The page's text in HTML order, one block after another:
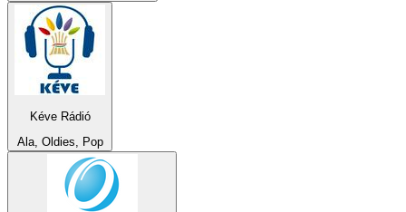
Kéve Rádió
Ala, Oldies, Pop